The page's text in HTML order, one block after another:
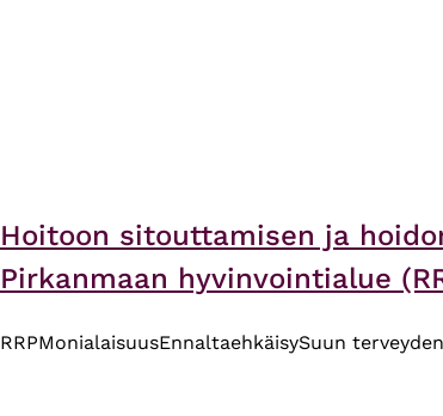
Hoitoon sitouttamisen ja
Pirkanmaan hyvinvointialue
RRPMonialaisuusEnnaltaehkäisySuun